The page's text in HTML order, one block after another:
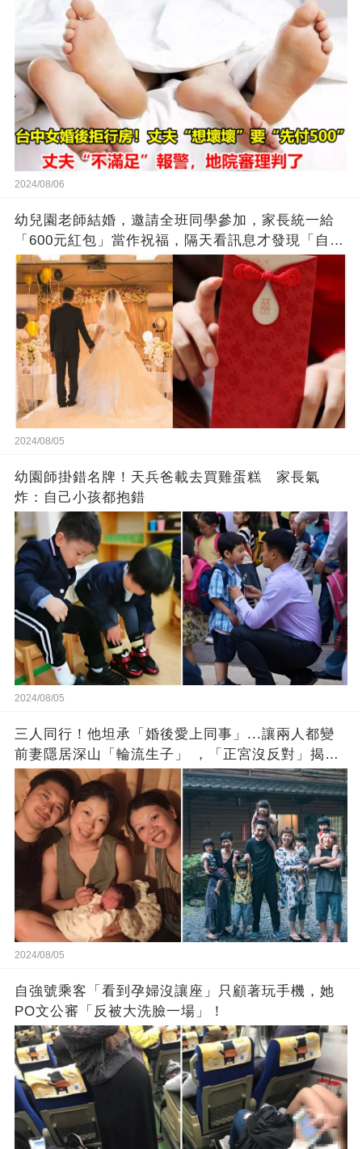
2024/08/06
幼兒園老師結婚，邀請全班同學參加，家長統一給
「600元紅包」當作祝福，隔天看訊息才發現「自己
錯得離譜」...
2024/08/05
幼園師掛錯名牌！天兵爸載去買雞蛋糕 家長氣
炸：自己小孩都抱錯
2024/08/05
三人同行！他坦承「婚後愛上同事」...讓兩人都變
前妻隱居深山「輪流生子」 ，「正宮沒反對」揭原
因
2024/08/05
自強號乘客「看到孕婦沒讓座」只顧著玩手機，她
PO文公審「反被大洗臉一場」！